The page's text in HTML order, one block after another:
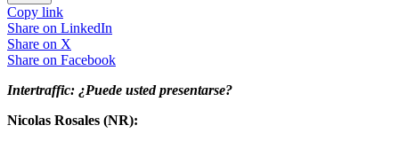
Copy link
Share on LinkedIn
Share on X
Share on Facebook
Intertraffic: ¿Puede usted presentarse?
Nicolas Rosales (NR):